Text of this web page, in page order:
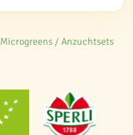
Microgreens / Anzuchtsets